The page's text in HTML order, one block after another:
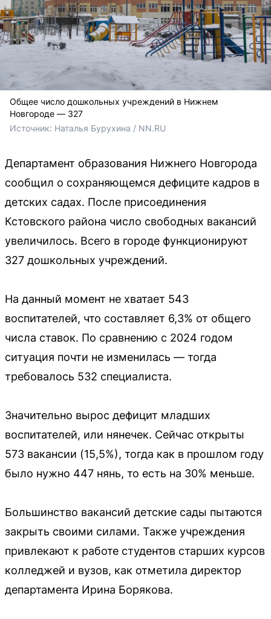
Общее число дошкольных учреждений в Нижнем
Новгороде — 327
Источник: Наталья Бурухина / NN.RU
Департамент образования Нижнего Новгорода
сообщил о сохраняющемся дефиците кадров в
детских садах. После присоединения
Кстовского района число свободных вакансий
увеличилось. Всего в городе функционируют
327 дошкольных учреждений.
На данный момент не хватает 543
воспитателей, что составляет 6,3% от общего
числа ставок. По сравнению с 2024 годом
ситуация почти не изменилась — тогда
требовалось 532 специалиста.
Значительно вырос дефицит младших
воспитателей, или нянечек. Сейчас открыты
573 вакансии (15,5%), тогда как в прошлом году
было нужно 447 нянь, то есть на 30% меньше.
Большинство вакансий детские сады пытаются
закрыть своими силами. Также учреждения
привлекают к работе студентов старших курсов
колледжей и вузов, как отметила директор
департамента Ирина Борякова.